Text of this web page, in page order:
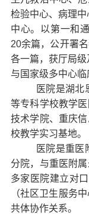
检验中心、病理中
中心。 以第一和
20余篇， 公开署
各一篇，获厅局
与国家级多中心
医院是湖北
等专科学校教学
技术学院、重庆
校教学实习基地。
医院是重医
分院，与重医附
多家医院建立对
（社区卫生服务
共体协作关系。